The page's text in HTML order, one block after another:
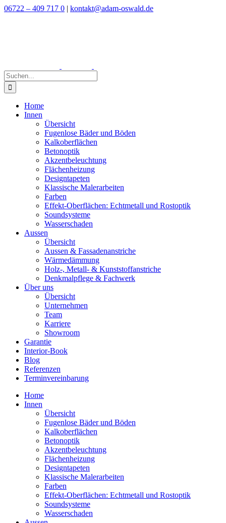
Zum
06722 – 409 717 0 | kontakt@adam-oswald.de
Suche
nach:
Home
Innen
Übersicht
Fugenlose Bäder und Böden
Kalkoberflächen
Betonoptik
Akzentbeleuchtung
Flächenheizung
Designtapeten
Klassische Malerarbeiten
Farben
Effekt-Oberflächen: Echtmetall und Rostoptik
Soundsysteme
Wasserschaden
Aussen
Übersicht
Aussen & Fassadenanstriche
Wärmedämmung
Holz-, Metall- & Kunststoffanstriche
Denkmalpflege & Fachwerk
Über uns
Übersicht
Unternehmen
Team
Karriere
Showroom
Garantie
Interior-Book
Blog
Referenzen
Terminvereinbarung
Home
Innen
Übersicht
Fugenlose Bäder und Böden
Kalkoberflächen
Betonoptik
Akzentbeleuchtung
Flächenheizung
Designtapeten
Klassische Malerarbeiten
Farben
Effekt-Oberflächen: Echtmetall und Rostoptik
Soundsysteme
Wasserschaden